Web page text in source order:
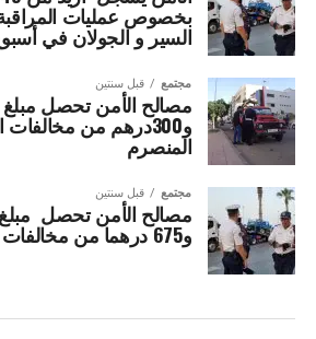
بخصوص عمليات
السير و الجولان في
مجتمع قبل سنتين
و300درهم من
المنصرم
مجتمع قبل سنتين
و675 درهما من مخالفات السير في أسبوع